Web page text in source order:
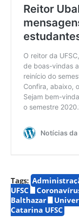
Tags:
UFSC
Balthazar
Catarina UFSC